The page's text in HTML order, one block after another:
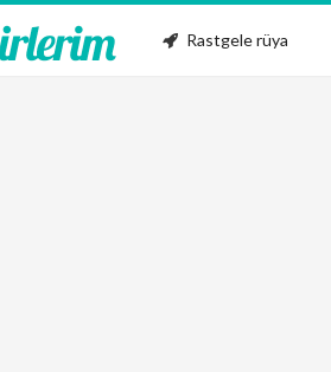
Rastgele rüya